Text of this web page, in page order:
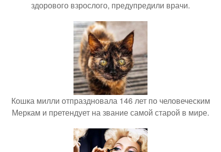
здорового взрослого, предупредили врачи.
Кошка милли отпраздновала 146 лет по человеческим
Меркам и претендует на звание самой старой в мире.